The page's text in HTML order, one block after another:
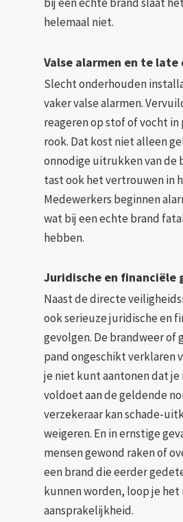
helemaal niet.
Valse alarmen en te
Slecht onderhouden
vaker valse alarmen.
reageren op stof of vocht in
rook. Dat kost niet alleen
onnodige uitrukken van de
tast ook het vertrouwen in
Medewerkers beginnen
wat bij een echte brand
hebben.
Juridische en financiële
Naast de directe
ook serieuze juridische en
gevolgen. De brandweer of
pand ongeschikt verklaren
je niet kunt aantonen dat
voldoet aan de geldende
verzekeraar kan schade-
weigeren. En in ernstige
mensen gewond raken of
een brand die eerder
kunnen worden, loop je het
aansprakelijkheid.